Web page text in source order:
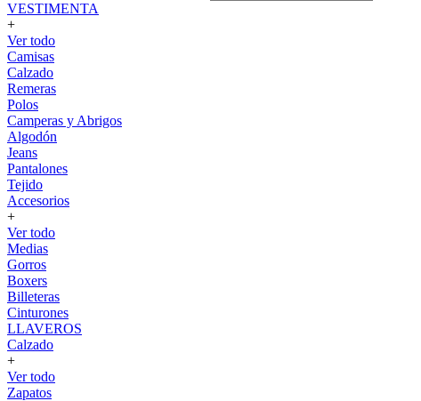
VESTIMENTA
+
Ver todo
Camisas
Calzado
Remeras
Polos
Camperas y Abrigos
Algodón
Jeans
Pantalones
Tejido
Accesorios
+
Ver todo
Medias
Gorros
Boxers
Billeteras
Cinturones
LLAVEROS
Calzado
+
Ver todo
Zapatos